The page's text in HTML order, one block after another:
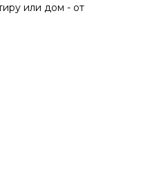
или дом - от